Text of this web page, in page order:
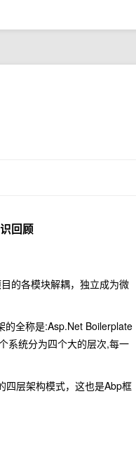
回顾
的各模块解耦，独立成为微
的全称是:Asp.Net Boilerplate
系统分为四个大的层次,每一
四层架构模式，这也是Abp框